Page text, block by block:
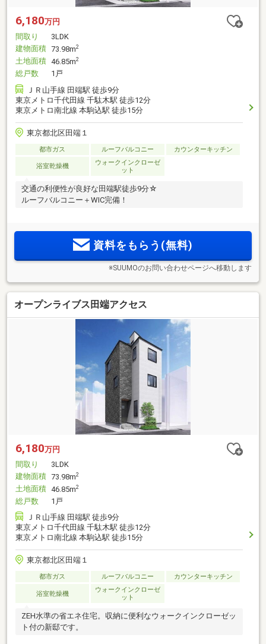
6,180万円
間取り
3LDK
建物面積 73.98m2
土地面積 46.85m2
総戸数
1戸
ＪＲ山手線 田端駅 徒歩9分
東京メトロ千代田線 千駄木駅 徒歩12分
東京メトロ南北線 本駒込駅 徒歩15分
東京都北区田端１
都市ガス ルーフバルコニー カウンターキッチン
浴室乾燥機
ウォークインクローゼ
ット
交通の利便性が良好な田端駅徒歩9分☆
ルーフバルコニー＋WIC完備！
資料をもらう(無料)
※SUUMOのお問い合わせページへ移動します
オープンライブス田端アクセス
6,180万円
間取り
3LDK
建物面積 73.98m2
土地面積 46.85m2
総戸数
1戸
ＪＲ山手線 田端駅 徒歩9分
東京メトロ千代田線 千駄木駅 徒歩12分
東京メトロ南北線 本駒込駅 徒歩15分
東京都北区田端１
都市ガス ルーフバルコニー カウンターキッチン
浴室乾燥機
ウォークインクローゼ
ット
ZEH水準の省エネ住宅。収納に便利なウォークインクローゼッ
ト付の新邸です。